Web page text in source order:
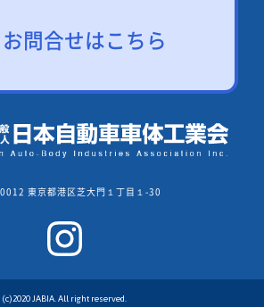
お問合せはこちら
東京都港区芝大門１丁目１-30
(c)2020 JABIA. All right reserved.